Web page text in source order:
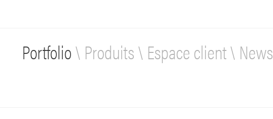
Portfolio\ Produits\ Espace client\ News